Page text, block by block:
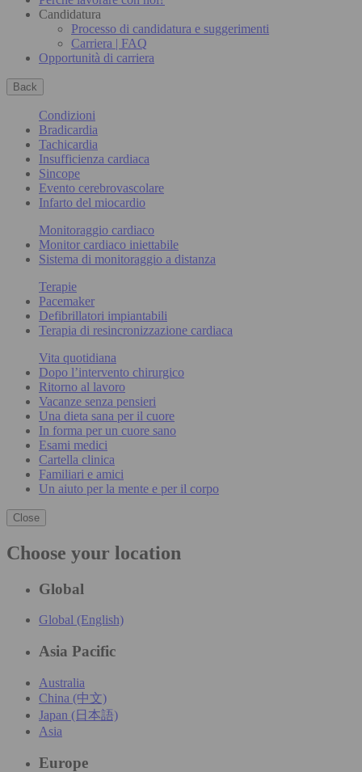
Candidatura
Processo di candidatura e suggerimenti
Carriera | FAQ
Opportunità di carriera
Back
Condizioni
Bradicardia
Tachicardia
Insufficienza cardiaca
Sincope
Evento cerebrovascolare
Infarto del miocardio
Monitoraggio cardiaco
Monitor cardiaco iniettabile
Sistema di monitoraggio a distanza
Terapie
Pacemaker
Defibrillatori impiantabili
Terapia di resincronizzazione cardiaca
Vita quotidiana
Dopo l’intervento chirurgico
Ritorno al lavoro
Vacanze senza pensieri
Una dieta sana per il cuore
In forma per un cuore sano
Esami medici
Cartella clinica
Familiari e amici
Un aiuto per la mente e per il corpo
Close
Choose your location
Global
Global (English)
Asia Pacific
Australia
China (中文)
Japan (日本語)
Asia
Europe